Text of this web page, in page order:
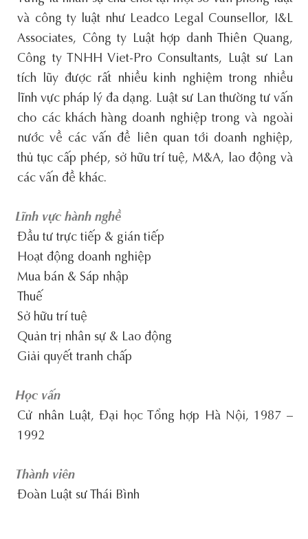
và công ty luật như Leadco Legal Counsellor, I&L
Associates, Công ty Luật hợp danh Thiên Quang,
Công ty TNHH Viet-Pro Consultants, Luật sư Lan
tích lũy được rất nhiều kinh nghiệm trong nhiều
lĩnh vực pháp lý đa dạng. Luật sư Lan thường tư vấn
cho các khách hàng doanh nghiệp trong và ngoài
nước về các vấn đề liên quan tới doanh nghiệp,
thủ tục cấp phép, sở hữu trí tuệ, M&A, lao động và
các vấn đề khác.
Lĩnh vực hành nghề
Đầu tư trực tiếp & gián tiếp
Hoạt động doanh nghiệp
Mua bán & Sáp nhập
Thuế
Sở hữu trí tuệ
Quản trị nhân sự & Lao động
Giải quyết tranh chấp
Học vấn
Cử nhân Luật, Đại học Tổng hợp Hà Nội, 1987 –
1992
Thành viên
Đoàn Luật sư Thái Bình